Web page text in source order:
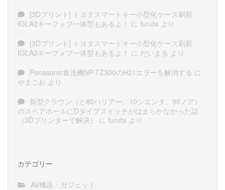
[3Dプリント] トヨタスマートキー小型化ケース刷新、
IGLA2キーフォブ一体型もあるよ！ に furuta より
[3Dプリント] トヨタスマートキー小型化ケース刷新、
IGLA2キーフォブ一体型もあるよ！ に だいまる より
Panasonic食洗機NP-TZ300のH21エラーを解消する に
やまこお より
新型クラウン（と80ハリアー、10シエンタ、90ノア）
のスペアホールにDタイプスイッチがはまらかなかった話
（3Dプリンターで解決）
に furuta より
カテゴリー
AV機器・ガジェット